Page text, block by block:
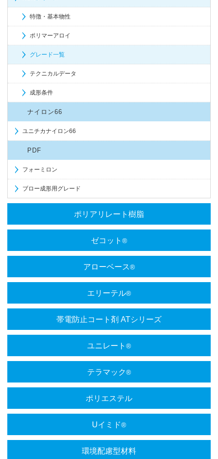
特徴・基本物性
ポリマーアロイ
グレード一覧
テクニカルデータ
成形条件
ナイロン66
ユニチカナイロン66
PDF
フォーミロン
ブロー成形用グレード
ポリアリレート樹脂
ゼコット ®
アローベース®
エリーテル®
帯電防止コート剤 ATシリーズ
ユニレート ®
テラマック®
ポリエステル
Uイミド®
環境配慮型材料